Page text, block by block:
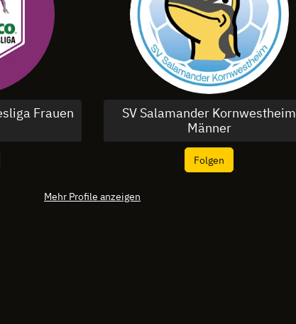
Frauen
SV Salamander Kornwestheim
Männer
Folgen
Mehr Profile anzeigen